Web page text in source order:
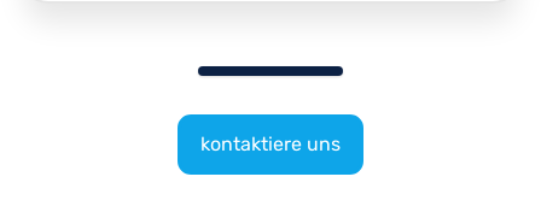
kontaktiere uns